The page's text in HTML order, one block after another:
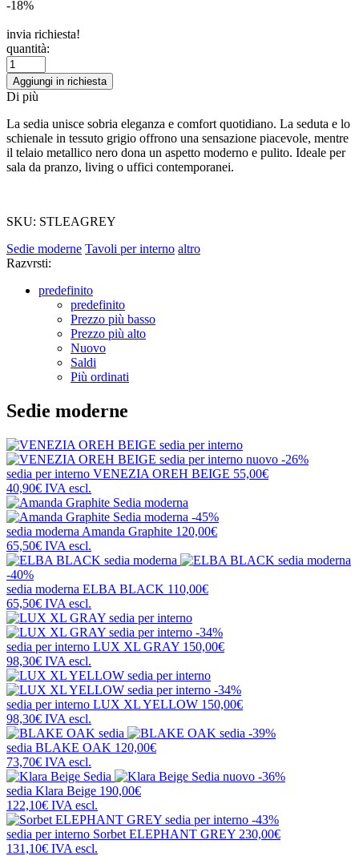
-18%
invia richiesta!
quantità:
Aggiungi in richiesta
Di più
La sedia unisce sobria eleganza e comfort quotidiano. La seduta e lo
schienale in tessuto grigio offrono una sensazione piacevole, mentre
il telaio metallico nero dona un aspetto moderno e pulito. Ideale per
sala da pranzo, living o uffici contemporanei.
SKU: STLEAGREY
Sedie moderne Tavoli per interno altro
Razvrsti:
predefinito
predefinito
Prezzo più basso
Prezzo più alto
Nuovo
Saldi
Più ordinati
Sedie moderne
nuovo -26%
sedia per interno VENEZIA OREH BEIGE 55,00€
40,90€ IVA escl.
-45%
sedia moderna Amanda Graphite 120,00€
65,50€ IVA escl.
-40%
sedia moderna ELBA BLACK 110,00€
65,50€ IVA escl.
-34%
sedia per interno LUX XL GRAY 150,00€
98,30€ IVA escl.
-34%
sedia per interno LUX XL YELLOW 150,00€
98,30€ IVA escl.
-39%
sedia BLAKE OAK 120,00€
73,70€ IVA escl.
nuovo -36%
sedia Klara Beige 190,00€
122,10€ IVA escl.
-43%
sedia per interno Sorbet ELEPHANT GREY 230,00€
131,10€ IVA escl.